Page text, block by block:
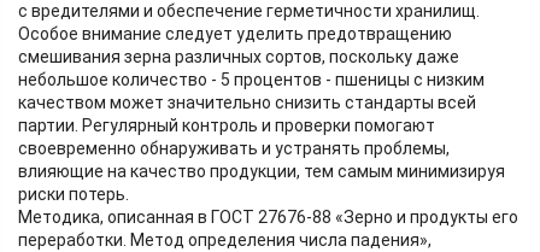
с вредителями и обеспечение герметичности хранилищ.
Особое внимание следует уделить предотвращению
смешивания зерна различных сортов, поскольку даже
небольшое количество - 5 процентов - пшеницы с низким
качеством может значительно снизить стандарты всей
партии. Регулярный контроль и проверки помогают
своевременно обнаруживать и устранять проблемы,
влияющие на качество продукции, тем самым минимизируя
риски потерь.
Методика, описанная в ГОСТ 27676-88 «Зерно и продукты его
переработки. Метод определения числа падения»,